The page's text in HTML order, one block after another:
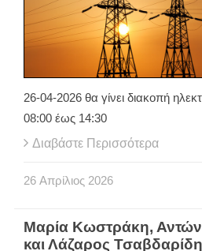
26-04-2026 θα γίνει διακοπή
08:00 έως 14:30
Διαβάστε Περισσότερα
26 Απρίλιος 2026
Μαρία Κωστράκη,
και Λάζαρος